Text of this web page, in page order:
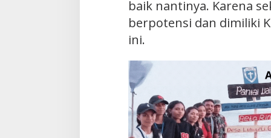
baik nantinya. Karena
berpotensi dan dimiliki
ini.